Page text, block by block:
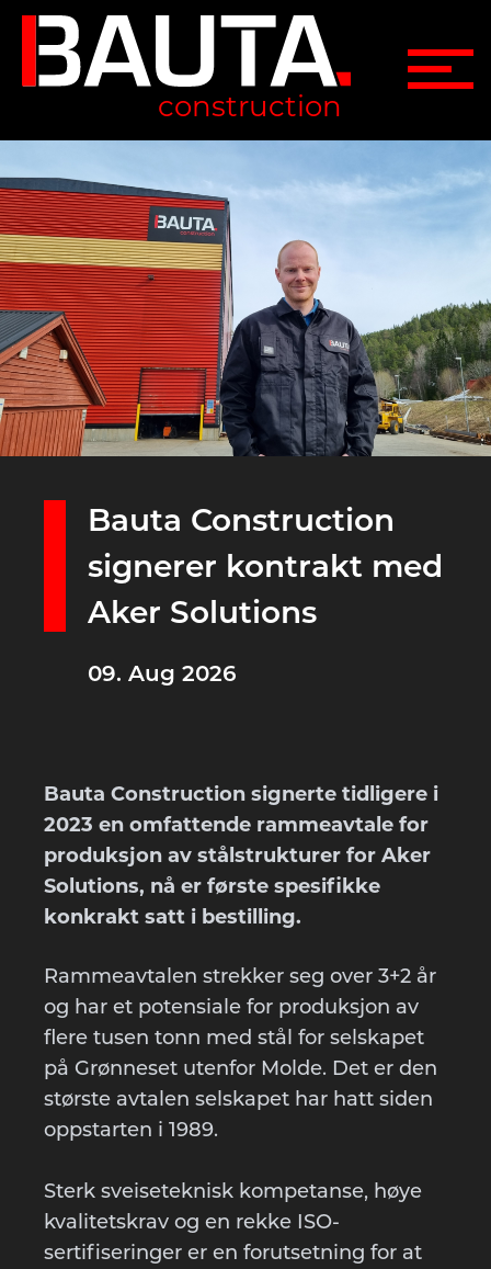
construction
Bauta Construction
signerer kontrakt med
Aker Solutions
09. Aug 2026
Bauta Construction signerte tidligere i
2023 en omfattende rammeavtale for
produksjon av stålstrukturer for Aker
Solutions, nå er første spesifikke
konkrakt satt i bestilling.
Rammeavtalen strekker seg over 3+2 år
og har et potensiale for produksjon av
flere tusen tonn med stål for selskapet
på Grønneset utenfor Molde. Det er den
største avtalen selskapet har hatt siden
oppstarten i 1989.
Sterk sveiseteknisk kompetanse, høye
kvalitetskrav og en rekke ISO-
sertifiseringer er en forutsetning for at